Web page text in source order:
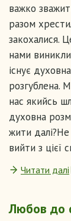
важко
разом
закохалися.
нами
існує
розгублена.
нас якийсь
духовна
жити
вийти з цієї
Читати далі
Любов до